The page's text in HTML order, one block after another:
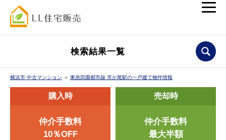
検索結果一覧
横浜市 中古マンション ＞ 東急田園都市線 市が尾駅の一戸建て物件情報
購入時
仲介手数料
10％OFF
売却時
仲介手数料
最大半額